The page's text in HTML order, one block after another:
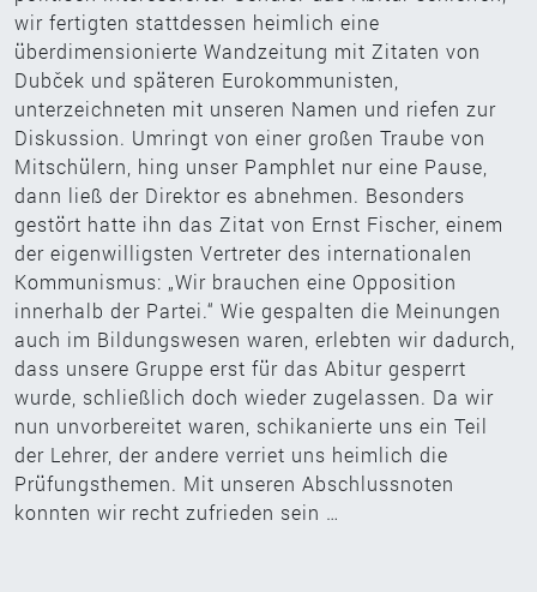
wir fertigten stattdessen heimlich eine
überdimensionierte Wandzeitung mit Zitaten von
Dubček und späteren Eurokommunisten,
unterzeichneten mit unseren Namen und riefen zur
Diskussion. Umringt von einer großen Traube von
Mitschülern, hing unser Pamphlet nur eine Pause,
dann ließ der Direktor es abnehmen. Besonders
gestört hatte ihn das Zitat von Ernst Fischer, einem
der eigenwilligsten Vertreter des internationalen
Kommunismus: „Wir brauchen eine Opposition
innerhalb der Partei.“ Wie gespalten die Meinungen
auch im Bildungswesen waren, erlebten wir dadurch,
dass unsere Gruppe erst für das Abitur gesperrt
wurde, schließlich doch wieder zugelassen. Da wir
nun unvorbereitet waren, schikanierte uns ein Teil
der Lehrer, der andere verriet uns heimlich die
Prüfungsthemen. Mit unseren Abschlussnoten
konnten wir recht zufrieden sein …